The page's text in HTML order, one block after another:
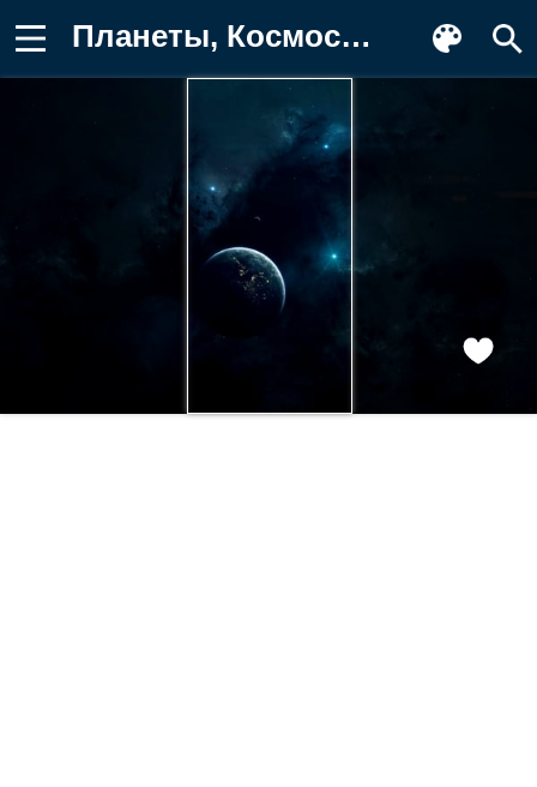
Планеты, Космос, Темный, Вселенная Обои для телефона